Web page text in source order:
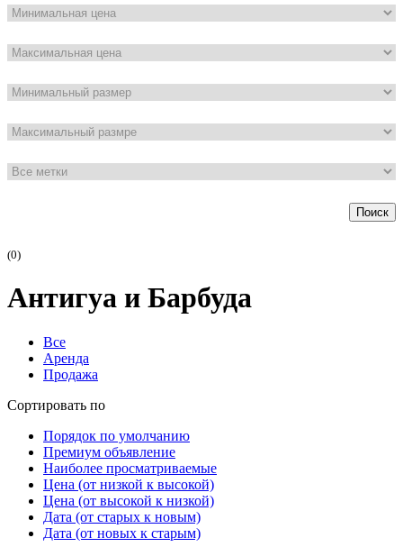
Поиск
(0)
Антигуа и Барбуда
Все
Аренда
Продажа
Сортировать по
Порядок по умолчанию
Премиум объявление
Наиболее просматриваемые
Цена (от низкой к высокой)
Цена (от высокой к низкой)
Дата (от старых к новым)
Дата (от новых к старым)